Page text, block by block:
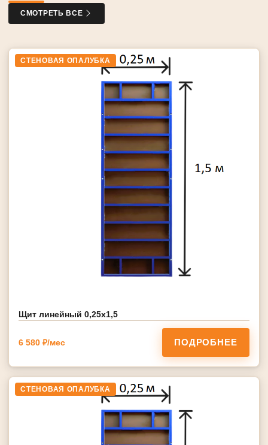
СМОТРЕТЬ ВСЕ
СТЕНОВАЯ ОПАЛУБКА
Щит линейный 0,25х1,5
6 580 ₽/мес ПОДРОБНЕЕ
СТЕНОВАЯ ОПАЛУБКА